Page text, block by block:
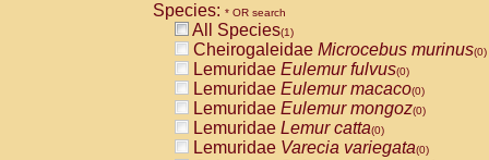
CebidaeCebus capucinus
CebidaeCebus nigrivittatus
CebidaeCebus spp.(0)
CebidaeSaimiri boliviensis(0)
CebidaeSaimiri sciureus(0)
AtelidaeAlouatta caraya(0)
AtelidaeAlouatta fusca(0)
AtelidaeAlouatta seniculus(0)
Species: * OR search
All Species(1)
Cheirogaleidae Microcebus murinus(0)
Lemuridae Eulemur fulvus(0)
Lemuridae Eulemur macaco(0)
Lemuridae Eulemur mongoz(0)
Lemuridae Lemur catta(0)
Lemuridae Varecia variegata(0)